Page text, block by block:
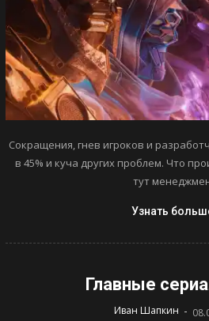
Сокращения, гнев игроков и
в 45% и куча других проблем. Что
тут
Узнать
Главные
Иван Шапкин -